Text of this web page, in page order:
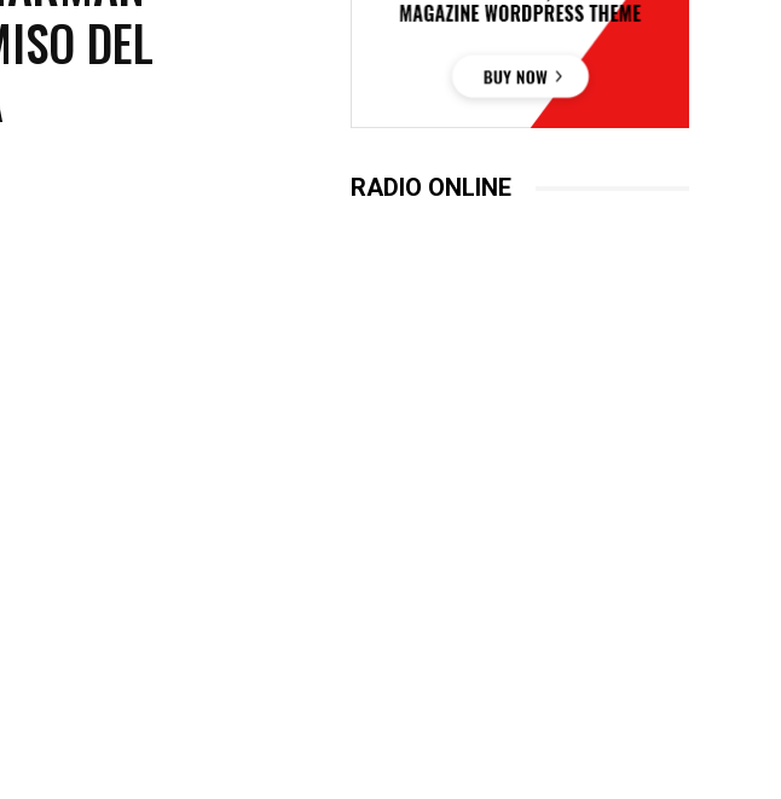
DEL
RADIO ONLINE